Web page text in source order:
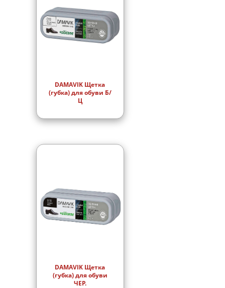
DAMAVIK Щетка
(губка) для обуви Б/
Ц
DAMAVIK Щетка
(губка) для обуви
ЧЕР.